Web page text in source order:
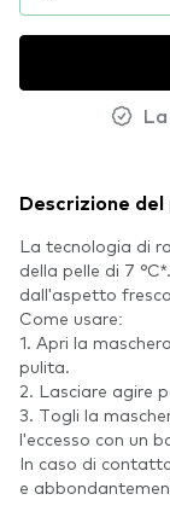
Descrizione
La tecnologia di
della pelle di 7
dall'aspetto
Come usare:
1. Apri la
pulita.
2. Lasciare agire
3. Togli la
l'eccesso con un
In caso di
e